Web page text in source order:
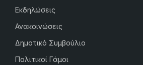
Εκδηλώσεις
Ανακοινώσεις
Δημοτικό Συμβούλιο
Πολιτικοί Γάμοι